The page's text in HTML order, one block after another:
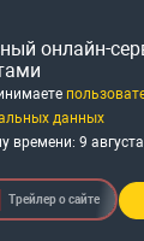
онлайн-
данных
времени: 9
Трейлер о сайте